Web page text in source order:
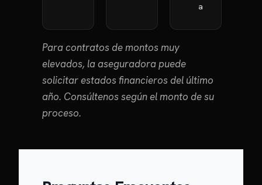
a
Para contratos de montos muy
elevados, la aseguradora puede
solicitar estados financieros del último
año. Consúltenos según el monto de su
proceso.